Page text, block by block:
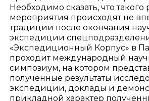
Необходимо сказать, что
мероприятия происходят не
традиции после окончания
экспедиции
«Экспедиционный Корпус» в
проходит международный
симпозиум, на котором
полученные результаты
экспедиции, доклады и
прикладной характер